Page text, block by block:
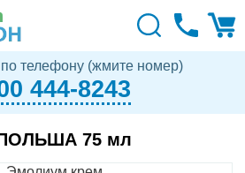
телефону (жмите номер)
444-8243
75 мл